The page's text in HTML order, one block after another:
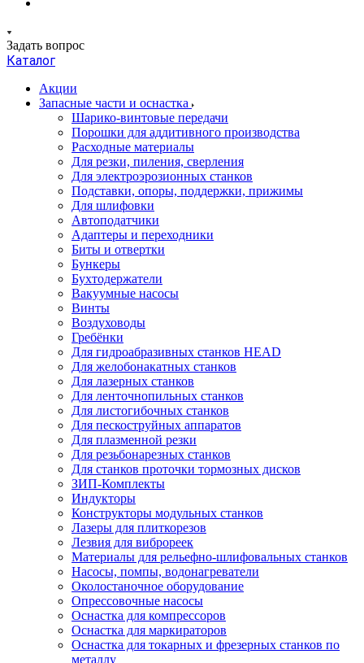
Задать вопрос
Каталог
Акции
Запасные части и оснастка
Шарико-винтовые передачи
Порошки для аддитивного производства
Расходные материалы
Для резки, пиления, сверления
Для электроэрозионных станков
Подставки, опоры, поддержки, прижимы
Для шлифовки
Автоподатчики
Адаптеры и переходники
Биты и отвертки
Бункеры
Бухтодержатели
Вакуумные насосы
Винты
Воздуховоды
Гребёнки
Для гидроабразивных станков HEAD
Для желобонакатных станков
Для лазерных станков
Для ленточнопильных станков
Для листогибочных станков
Для пескоструйных аппаратов
Для плазменной резки
Для резьбонарезных станков
Для станков проточки тормозных дисков
ЗИП-Комплекты
Индукторы
Конструкторы модульных станков
Лазеры для плиткорезов
Лезвия для виброреек
Материалы для рельефно-шлифовальных станков
Насосы, помпы, водонагреватели
Околостаночное оборудование
Опрессовочные насосы
Оснастка для компрессоров
Оснастка для маркираторов
Оснастка для токарных и фрезерных станков по
металлу